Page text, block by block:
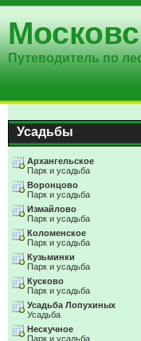
Путеводитель по
Усадьбы
Архангельское
Парк и усадьба
Воронцово
Парк и усадьба
Измайлово
Парк и усадьба
Коломенское
Парк и усадьба
Кузьминки
Парк и усадьба
Кусково
Парк и усадьба
Усадьба Лопухиных
Усадьба
Нескучное
Парк и усадьба